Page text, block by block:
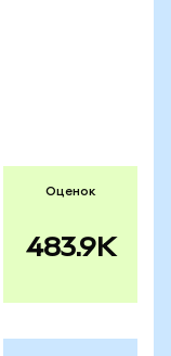
Оценок
483.9K